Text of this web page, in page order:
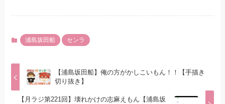
浦島坂田船 センラ
【浦島坂田船】俺の方がかしこいもん！！【手描き
切り抜き】
【月ラジ第221回】壊れかけの志麻えもん【浦島坂